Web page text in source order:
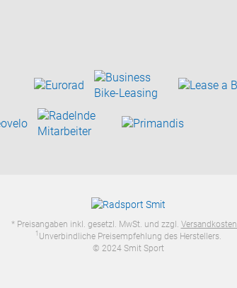
* Preisangaben inkl. gesetzl. MwSt. und zzgl. Versandkosten
1 Unverbindliche Preisempfehlung des Herstellers.
© 2024 Smit Sport